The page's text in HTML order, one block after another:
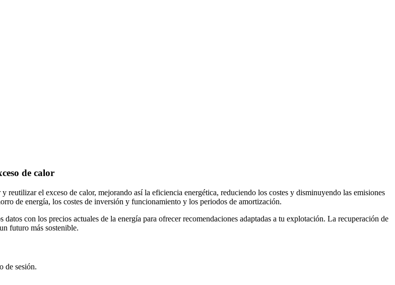
de calor
reutilizar el exceso de calor, mejorando así la eficiencia energética, reduciendo los costes y disminuyendo las emisiones
de energía, los costes de inversión y funcionamiento y los periodos de amortización.
con los precios actuales de la energía para ofrecer recomendaciones adaptadas a tu explotación. La recuperación de
futuro más sostenible.
tool e ir a la página de inicio de sesión.